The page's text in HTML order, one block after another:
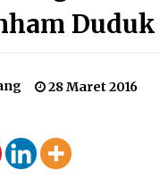
2026
Lansia, Benyamin:
2026
28 Maret 2016